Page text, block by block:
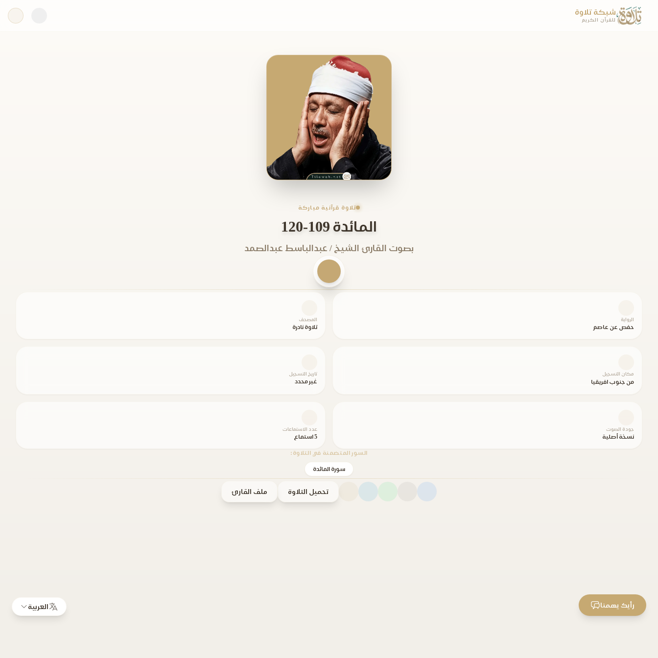
شبكة تلاوة
للقرآن الكريم
تلاوة قرآنية مباركة
المائدة 109-120
بصوت القارئ الشيخ / عبدالباسط عبدالصمد
الرواية
حفص عن عاصم
المصحف
تلاوة نادرة
مكان التسجيل
من جنوب افريقيا
تاريخ التسجيل
غير محدد
جودة الصوت
نسخة أصلية
عدد الاستماعات
5 استماع
السور المتضمنة في التلاوة:
سورة المائدة
تحميل التلاوة ملف القارئ
العربية رأيك يهمنا